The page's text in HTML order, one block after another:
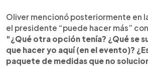
Oliver mencionó posteriormente en
el presidente “puede hacer más”
"¿Qué otra opción tenía? ¿Qué se
que hacer yo aquí (en el evento)?
paquete de medidas que no